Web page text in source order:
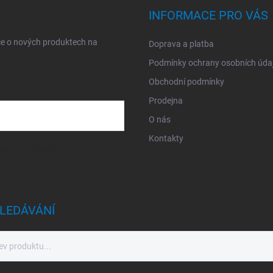
o nových produktech na
INFORMACE PRO VÁS
Doprava a platba
Podmínky ochrany osobních
Obchodní podmínky
Prodejna
O nás
Kontakty